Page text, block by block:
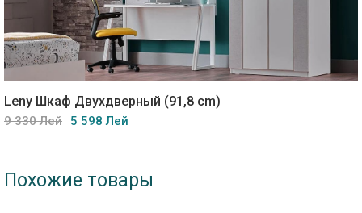
Leny Шкаф Двухдверный (91,8 cm)
9 330 Лей 5 598 Лей
Похожие товары